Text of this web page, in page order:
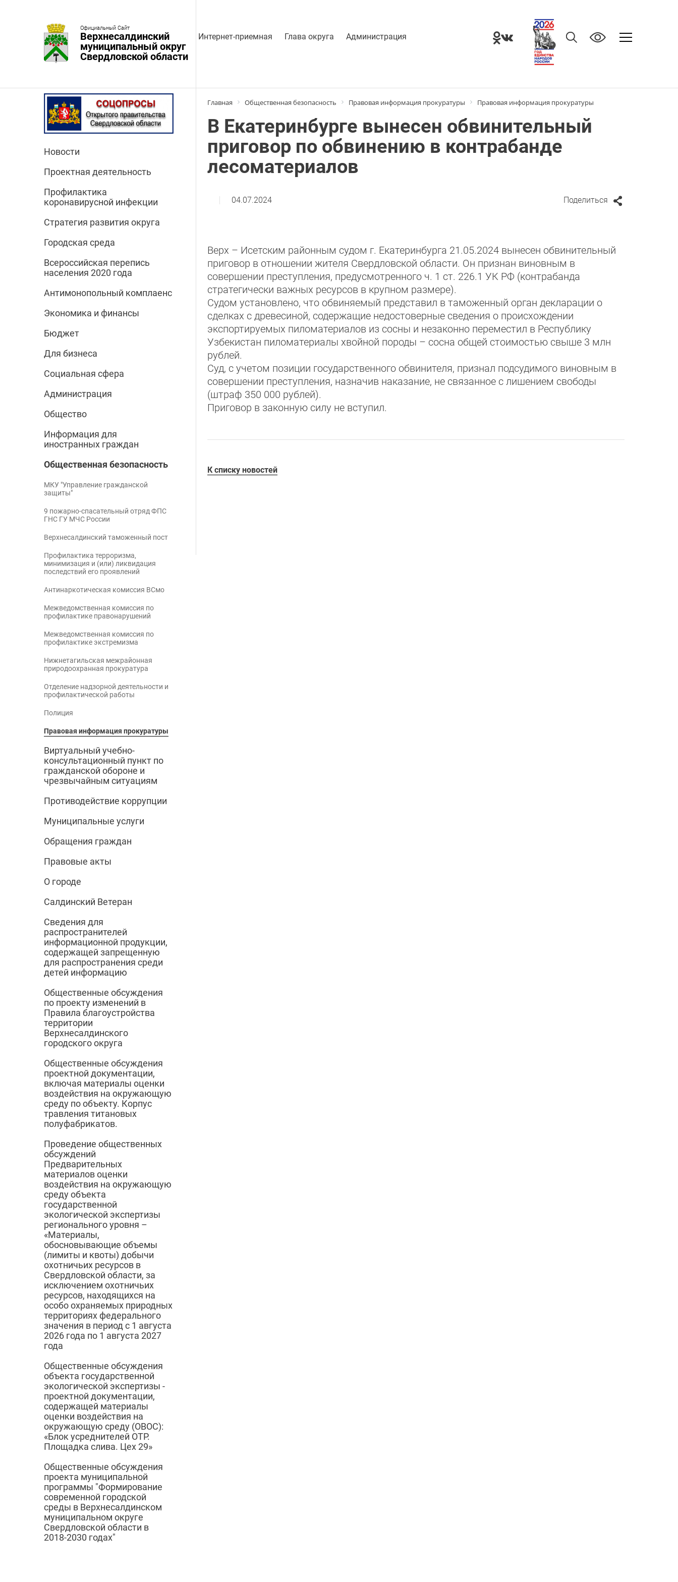
Официальный Сайт
Верхнесалдинский
муниципальный округ
Свердловской области
Интернет-приемная Глава округа Администрация
Новости
Проектная деятельность
Профилактика
коронавирусной инфекции
Стратегия развития округа
Городская среда
Всероссийская перепись
населения 2020 года
Антимонопольный комплаенс
Экономика и финансы
Бюджет
Для бизнеса
Социальная сфера
Администрация
Общество
Информация для
иностранных граждан
Общественная безопасность
МКУ "Управление гражданской
защиты"
9 пожарно-спасательный отряд ФПС
ГНС ГУ МЧС России
Верхнесалдинский таможенный пост
Профилактика терроризма,
минимизация и (или) ликвидация
последствий его проявлений
Антинаркотическая комиссия ВСмо
Межведомственная комиссия по
профилактике правонарушений
Межведомственная комиссия по
профилактике экстремизма
Нижнетагильская межрайонная
природоохранная прокуратура
Отделение надзорной деятельности и
профилактической работы
Полиция
Правовая информация прокуратуры
Виртуальный учебно-
консультационный пункт по
гражданской обороне и
чрезвычайным ситуациям
Противодействие коррупции
Муниципальные услуги
Обращения граждан
Правовые акты
О городе
Салдинский Ветеран
Сведения для
распространителей
информационной продукции,
содержащей запрещенную
для распространения среди
детей информацию
Общественные обсуждения
по проекту изменений в
Правила благоустройства
территории
Верхнесалдинского
городского округа
Общественные обсуждения
проектной документации,
включая материалы оценки
воздействия на окружающую
среду по объекту. Корпус
травления титановых
полуфабрикатов.
Проведение общественных
обсуждений
Предварительных
материалов оценки
воздействия на окружающую
среду объекта
государственной
экологической экспертизы
регионального уровня –
«Материалы,
обосновывающие объемы
(лимиты и квоты) добычи
охотничьих ресурсов в
Свердловской области, за
исключением охотничьих
ресурсов, находящихся на
особо охраняемых природных
территориях федерального
значения в период с 1 августа
2026 года по 1 августа 2027
года
Общественные обсуждения
объекта государственной
экологической экспертизы -
проектной документации,
содержащей материалы
оценки воздействия на
окружающую среду (ОВОС):
«Блок усреднителей ОТР.
Площадка слива. Цех 29»
Общественные обсуждения
проекта муниципальной
программы "Формирование
современной городской
среды в Верхнесалдинском
муниципальном округе
Свердловской области в
2018-2030 годах"
Главная Общественная безопасность Правовая информация прокуратуры Правовая информация прокуратуры
В Екатеринбурге вынесен обвинительный
приговор по обвинению в контрабанде
лесоматериалов
04.07.2024 Поделиться
Верх – Исетским районным судом г. Екатеринбурга 21.05.2024 вынесен обвинительный
приговор в отношении жителя Свердловской области. Он признан виновным в
совершении преступления, предусмотренного ч. 1 ст. 226.1 УК РФ (контрабанда
стратегически важных ресурсов в крупном размере).
Судом установлено, что обвиняемый представил в таможенный орган декларации о
сделках с древесиной, содержащие недостоверные сведения о происхождении
экспортируемых пиломатериалов из сосны и незаконно переместил в Республику
Узбекистан пиломатериалы хвойной породы – сосна общей стоимостью свыше 3 млн
рублей.
Суд, с учетом позиции государственного обвинителя, признал подсудимого виновным в
совершении преступления, назначив наказание, не связанное с лишением свободы
(штраф 350 000 рублей).
Приговор в законную силу не вступил.
К списку новостей